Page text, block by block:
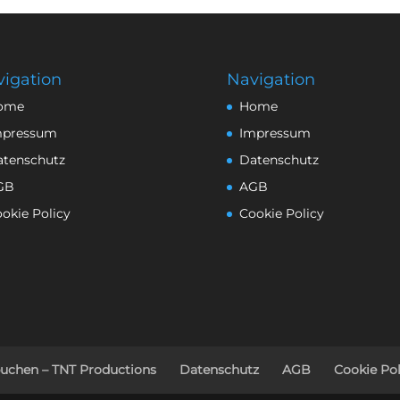
Policy
Navigation
Home
Impressum
Datenschutz
AGB
Cookie Policy
– TNT Productions Datenschutz AGB Cookie